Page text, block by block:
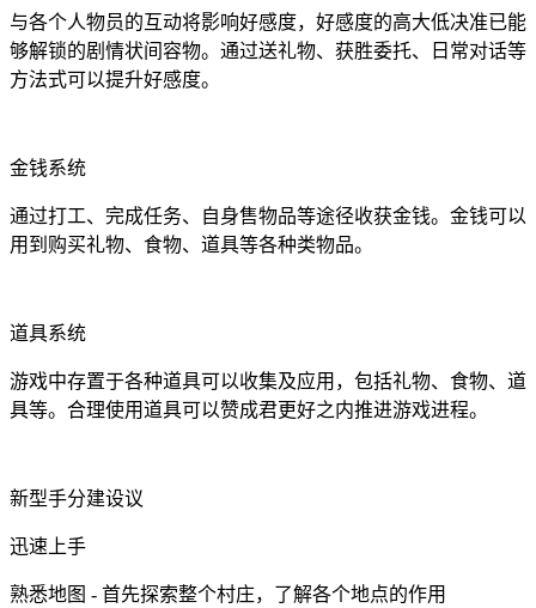
与各个人物员的互动将影响好感度，好感度的高大低决准已能
够解锁的剧情状间容物。通过送礼物、获胜委托、日常对话等
方法式可以提升好感度。
金钱系统
通过打工、完成任务、自身售物品等途径收获金钱。金钱可以
用到购买礼物、食物、道具等各种类物品。
道具系统
游戏中存置于各种道具可以收集及应用，包括礼物、食物、道
具等。合理使用道具可以赞成君更好之内推进游戏进程。
新型手分建设议
迅速上手
熟悉地图 - 首先探索整个村庄，了解各个地点的作用